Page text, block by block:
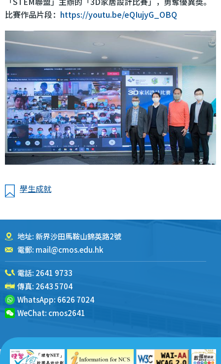
比賽作品片段： https://youtu.be/eQIujyG_OBQ
學生成就
地址: 新界沙田馬鞍山錦英路2號
電郵: mail@cmos.edu.hk
電話: 2641 9733
傳真: 2643 5704
WhatsApp: 6626 7024
WeChat: cmos2641